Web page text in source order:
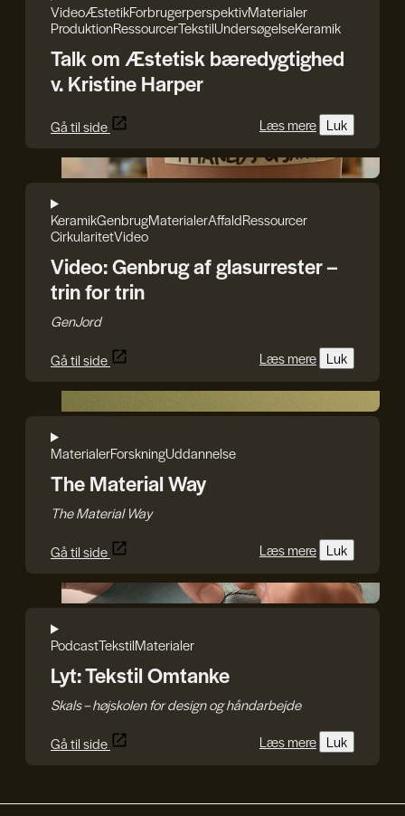
VideoÆstetikForbrugerperspektivMaterialer
ProduktionRessourcerTekstilUndersøgelseKeramik
Talk om Æstetisk bæredygtighed
v. Kristine Harper
Gå til side Læs mere Luk
KeramikGenbrugMaterialerAffaldRessourcer
CirkularitetVideo
Video: Genbrug af glasurrester –
trin for trin
GenJord
Gå til side
Læs mere Luk
MaterialerForskningUddannelse
The Material Way
The Material Way
Gå til side
Læs mere Luk
Craft.Partners
PodcastTekstilMaterialer
Lyt: Tekstil Omtanke
Skals – højskolen for design og håndarbejde
Gå til side
Læs mere Luk